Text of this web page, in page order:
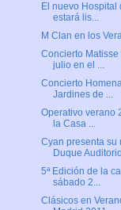
El nuevo Hospital
estará lis...
M Clan en los
Concierto
julio en el ...
Concierto
Jardines de ...
Operativo verano
la Casa ...
Cyan presenta su
Duque
5ª Edición de la
sábado 2...
Clásicos en